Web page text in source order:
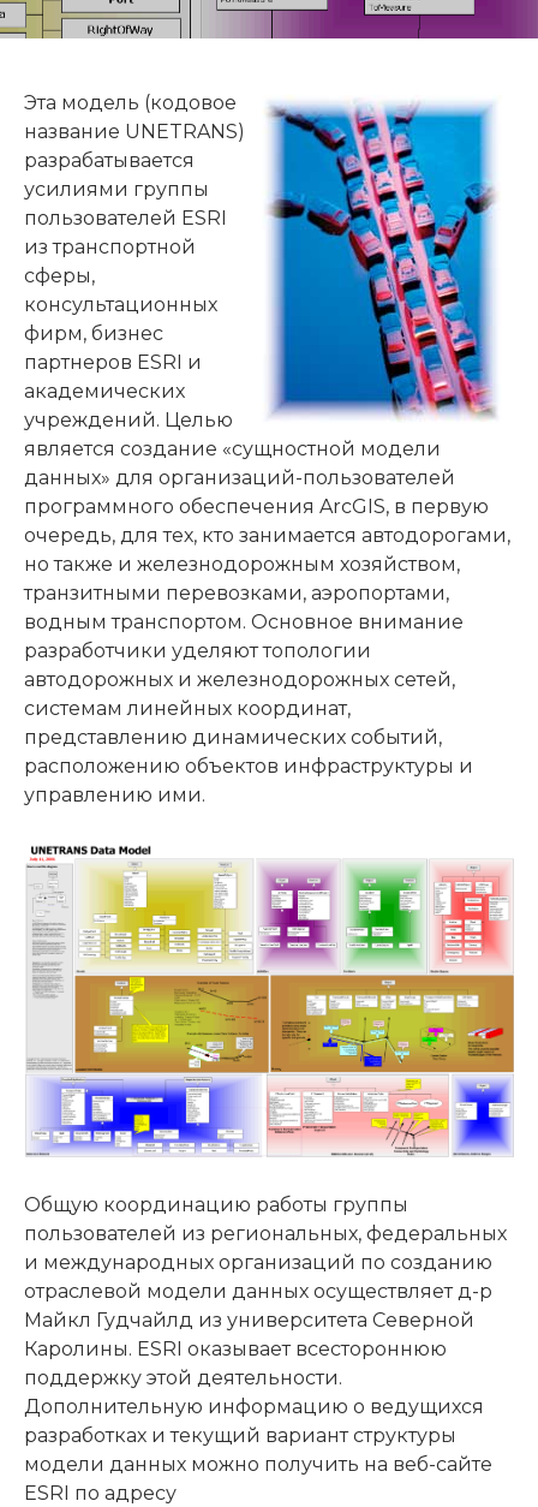
Эта модель (кодовое
название UNETRANS)
разрабатывается
усилиями группы
пользователей ESRI
из транспортной
сферы,
консультационных
фирм, бизнес
партнеров ESRI и
академических
учреждений. Целью
является создание «сущностной модели
данных» для организаций-пользователей
программного обеспечения ArcGIS, в первую
очередь, для тех, кто занимается автодорогами,
но также и железнодорожным хозяйством,
транзитными перевозками, аэропортами,
водным транспортом. Основное внимание
разработчики уделяют топологии
автодорожных и железнодорожных сетей,
системам линейных координат,
представлению динамических событий,
расположению объектов инфраструктуры и
управлению ими.
Общую координацию работы группы
пользователей из региональных, федеральных
и международных организаций по созданию
отраслевой модели данных осуществляет д-р
Майкл Гудчайлд из университета Северной
Каролины. ESRI оказывает всестороннюю
поддержку этой деятельности.
Дополнительную информацию о ведущихся
разработках и текущий вариант структуры
модели данных можно получить на веб-сайте
ESRI по адресу